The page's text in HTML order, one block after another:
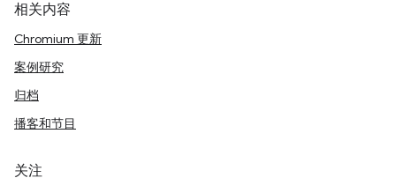
相关内容
Chromium 更新
案例研究
归档
播客和节目
关注